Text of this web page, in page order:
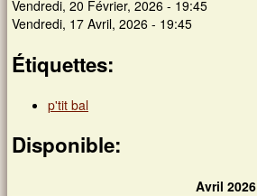
Vendredi, 20 Février, 2026 - 19:45
Vendredi, 17 Avril, 2026 - 19:45
Étiquettes:
p'tit bal
Disponible:
Avril 2026